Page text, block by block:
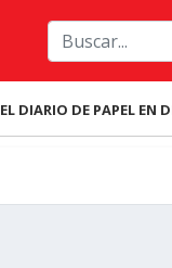
EL DIARIO DE PAPEL EN